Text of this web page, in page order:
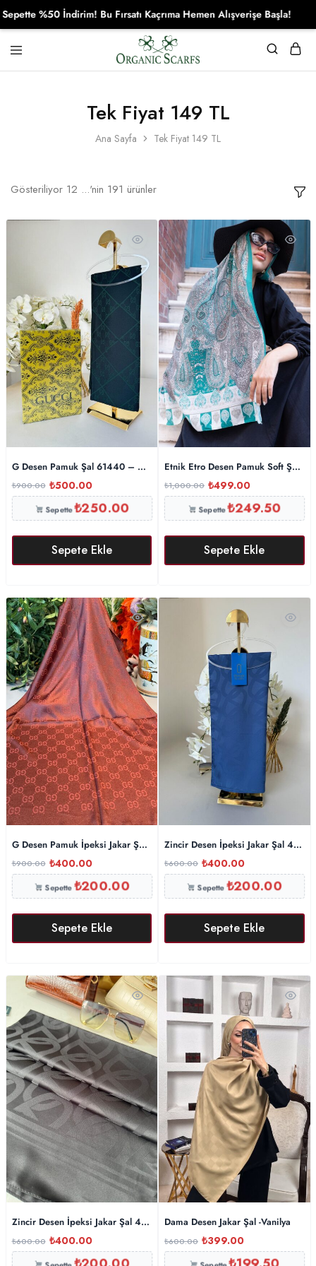
Organikscarf
Ana Sayfa Tek Fiyat 149 TL
Tek Fiyat 149 TL
Gösteriliyor 12 ...'nin 191 ürünler
G Desen Pamuk Şal 61440 – Haki
₺900.00 ₺500.00
Sepette₺250.00
Sepete Ekle
Etnik Etro Desen Pamuk Soft Şal
₺1,000.00 ₺499.00
Sepette₺249.50
Sepete Ekle
G Desen Pamuk İpeksi Jakar Şal 908204 – Kiremit
₺900.00 ₺400.00
Sepette₺200.00
Sepete Ekle
Zincir Desen İpeksi Jakar Şal
₺600.00 ₺400.00
Sepette₺200.00
Sepete Ekle
Zincir Desen İpeksi Jakar Şal 45101 – Siyah
₺600.00 ₺400.00
Dama Desen Jakar Şal -Vanilya
₺600.00 ₺399.00
İndirim! Bu Fırsatı Kaçrıma Hemen Alışverişe Başla!